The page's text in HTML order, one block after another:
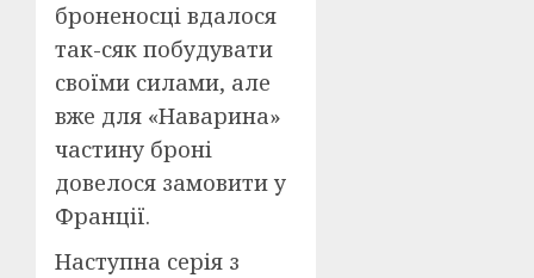
броненосці вдалося
так-сяк побудувати
своїми силами, але
вже для «Наварина»
частину броні
довелося замовити у
Франції.
Наступна серія з